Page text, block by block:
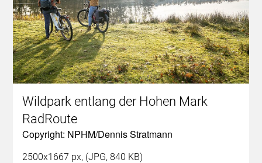
Wildpark entlang der Hohen Mark
RadRoute
Copyright: NPHM/Dennis Stratmann
2500x1667 px, (JPG, 840 KB)